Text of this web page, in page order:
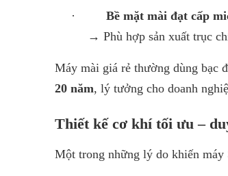
·
Bề mặt mài đạt cấp
→ Phù hợp sản xuất trục
Máy mài giá rẻ thường dùng bạc
20 năm, lý tưởng cho doanh
Thiết kế cơ khí tối ưu –
Một trong những lý do khiến